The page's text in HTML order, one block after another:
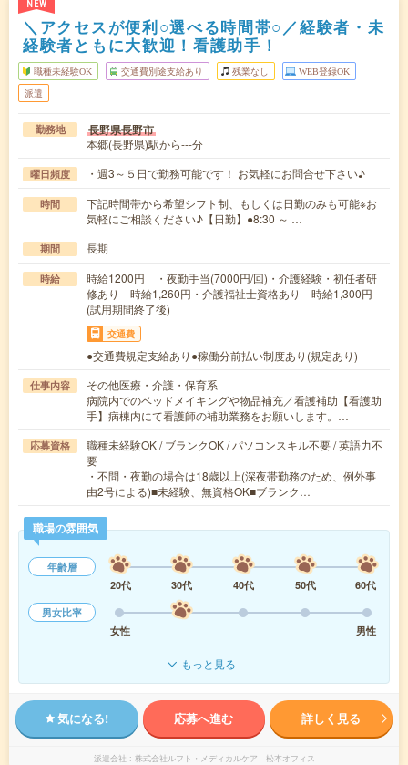
NEW
＼アクセスが便利○選べる時間帯○／経験者・未
経験者ともに大歓迎！看護助手！
職種未経験OK 交通費別途支給あり 残業なし WEB登録OK
派遣
勤務地 長野県長野市
本郷(長野県)駅から---分
曜日頻度 ・週3～５日で勤務可能です！ お気軽にお問合せ下さい♪
時間
下記時間帯から希望シフト制、もしくは日勤のみも可能※お
気軽にご相談ください♪【日勤】●8:30 ～ …
期間 長期
時給
時給1200円 ・夜勤手当(7000円/回)・介護経験・初任者研
修あり 時給1,260円・介護福祉士資格あり 時給1,300円
(試用期間終了後)
交通費
●交通費規定支給あり●稼働分前払い制度あり(規定あり)
仕事内容
その他医療・介護・保育系
病院内でのベッドメイキングや物品補充／看護補助【看護助
手】病棟内にて看護師の補助業務をお願いします。…
応募資格
職種未経験OK / ブランクOK / パソコンスキル不要 / 英語力不
要
・不問・夜勤の場合は18歳以上(深夜帯勤務のため、例外事
由2号による)■未経験、無資格OK■ブランク…
職場の雰囲気
年齢層
20代
30代 40代 50代
60代
男女比率
女性
男性
もっと見る
気になる! 応募へ進む 詳しく見る
派遣会社 株式会社ルフト・メディカルケア 松本オフィス